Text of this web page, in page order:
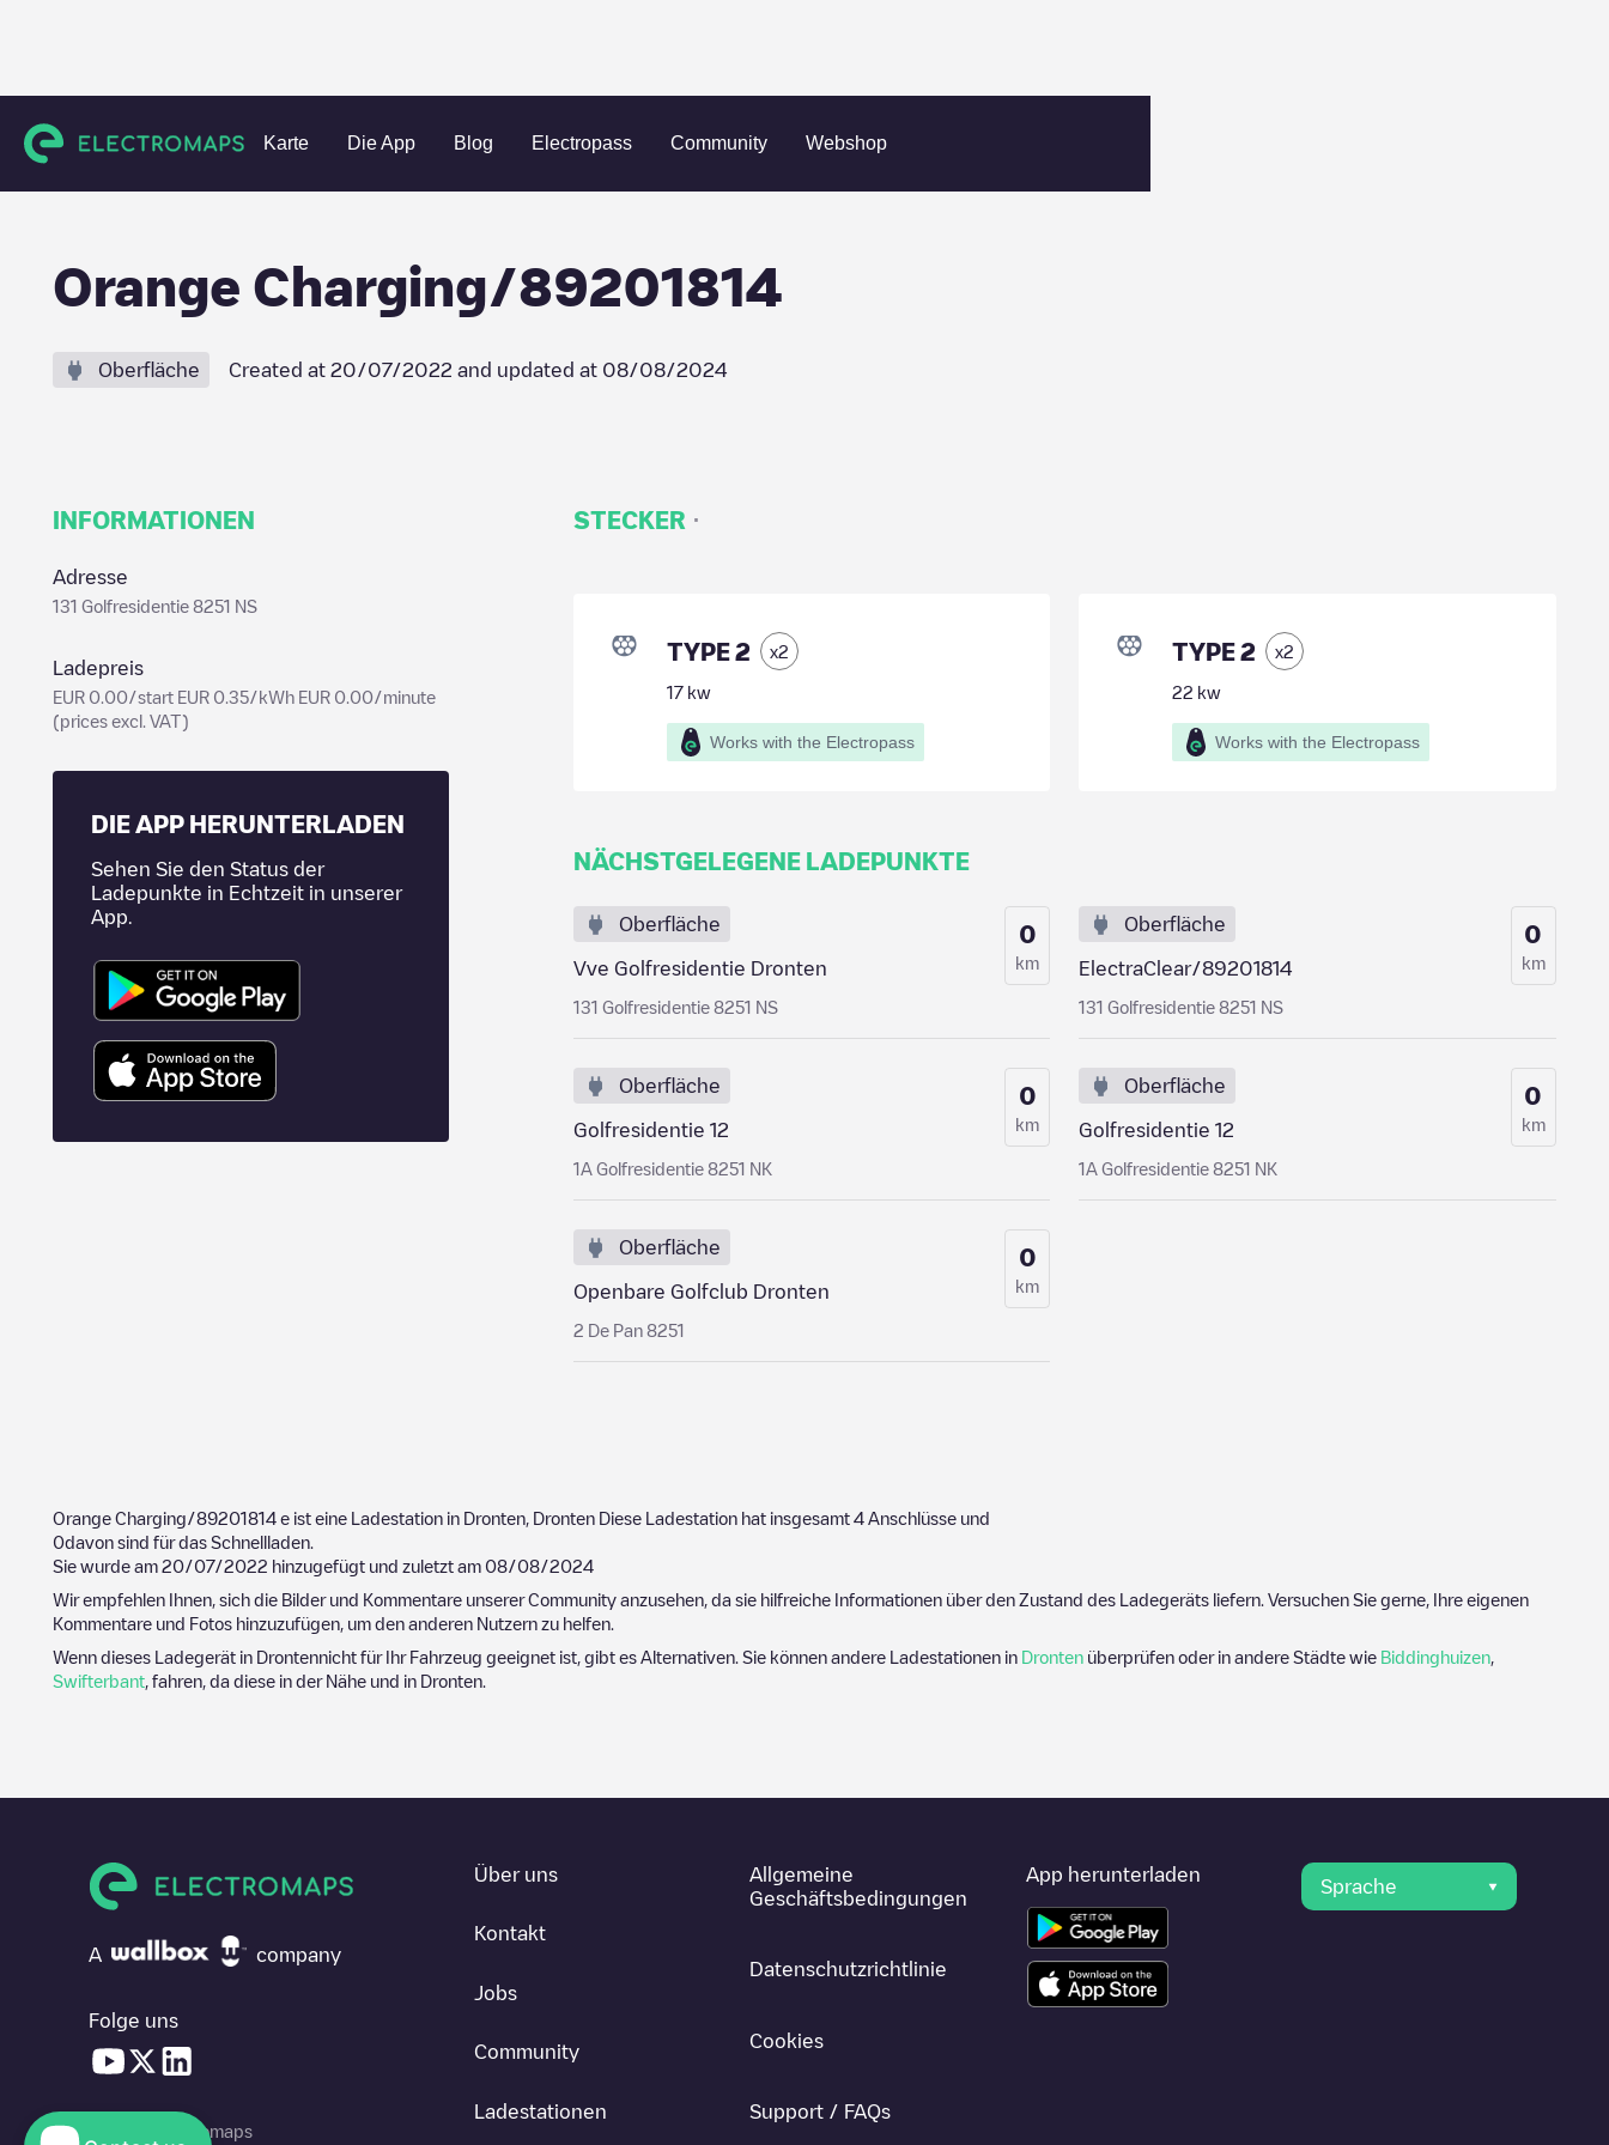
Karte Die App Blog Electropass Community Webshop
Charging stations Niederlande Dronten Dronten Orange Charging/89201814
Orange Charging/89201814
Oberfläche Created at 20/07/2022 and updated at 08/08/2024
INFORMATIONEN
Adresse
131 Golfresidentie 8251 NS
Ladepreis
EUR 0.00/start EUR 0.35/kWh EUR 0.00/minute
(prices excl. VAT)
DIE APP HERUNTERLADEN
Sehen Sie den Status der
Ladepunkte in Echtzeit in unserer
App.
STECKER ·
TYPE 2 x2
17kw
Works with the Electropass
TYPE 2 x2
22 kw
Works with the Electropass
NÄCHSTGELEGENE LADEPUNKTE
Oberfläche
Vve Golfresidentie Dronten
131 Golfresidentie 8251 NS
0
km
Oberfläche
ElectraClear/89201814
131 Golfresidentie 8251 NS
0
km
Oberfläche
Golfresidentie 12
1A Golfresidentie 8251 NK
0
km
Oberfläche
Golfresidentie 12
1A Golfresidentie 8251 NK
0
km
Oberfläche
Openbare Golfclub Dronten
2 De Pan 8251
0
km
Orange Charging/89201814 e ist eine Ladestation in Dronten Dronten Diese Ladestation hat insgesamt 4 Anschlüsse und
0davon sind für das Schnellladen.
Sie wurde am 20/07/2022 hinzugefügt und zuletzt am 08/08/2024
Wir empfehlen Ihnen, sich die Bilder und Kommentare unserer Community anzusehen, da sie hilfreiche Informationen über den Zustand des Ladegeräts liefern. Versuchen Sie gerne, Ihre eigenen
Kommentare und Fotos hinzuzufügen, um den anderen Nutzern zu helfen.
Wenn dieses Ladegerät in Drontennicht für Ihr Fahrzeug geeignet ist, gibt es Alternativen. Sie können andere Ladestationen in Dronten überprüfen oder in andere Städte wie Biddinghuizen
Swifterbant , fahren, da diese in der Nähe und in Dronten
A company
Folge uns
© 2026 Electromaps
Über uns
Kontakt
Jobs
Community
Ladestationen
Allgemeine
Geschäftsbedingungen
Datenschutzrichtlinie
Cookies
Support / FAQs
App herunterladen
Sprache